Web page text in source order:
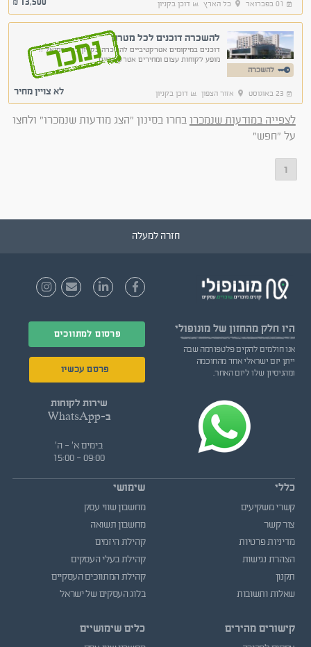
01 בפברואר כל הארץ דוכן בקניון ₪
להשכרה
להשכרה דוכנים לכל מטרה
דוכנים במיקומים אטרקטיביים להשכרה בקניון לב כרמיאל !!
מופע לקוחות עצום ומחירים אטרקטיבייםנמכר
23 באוגוסט אזור הצפון דוכן בקניון לא צויין מחיר
לצפייה במודעות שנמכרו בחרו בסינון "הצג מודעות שנמכרו" ולחצו
על "חפש"
1
חזרה למעלה
היו חלק מהחזון של מונופולי
אנו חולמים להקים פלטפורמה שבה
ייתן יזם ישראלי אחד מהחוכמה
ומהניסיון שלו ליזם האחר.
פרסום למתווכים
פרסם עכשיו
שירות לקוחות
ב-WhatsApp
בימים א' - ה'
09:00 - 15:00
כללי
קשרי משקיעים
צור קשר
מדיניות פרטיות
הצהרת נגישות
תקנון
שאלות ותשובות
קישורים מהירים
שימושי
מחשבון שווי עסק
מחשבון תשואה
קהילת היזמים
קהילת בעלי העסקים
קהילת המתווכים העסקיים
בלוג העסקים של ישראל
כלים שימושיים